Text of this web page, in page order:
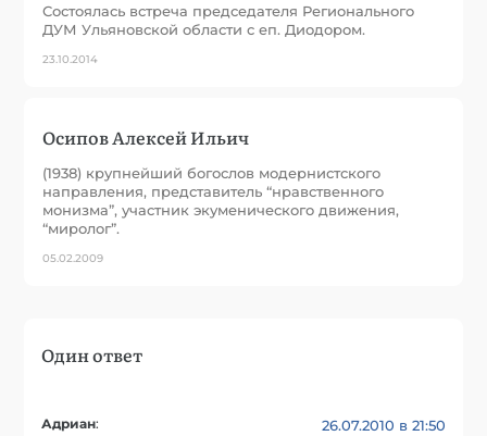
Состоялась встреча председателя Регионального
ДУМ Ульяновской области с еп. Диодором.
23.10.2014
Осипов Алексей Ильич
(1938) крупнейший богослов модернистского
направления, представитель “нравственного
монизма”, участник экуменического движения,
“миролог”.
05.02.2009
Один ответ
Адриан: 26.07.2010 в 21:50